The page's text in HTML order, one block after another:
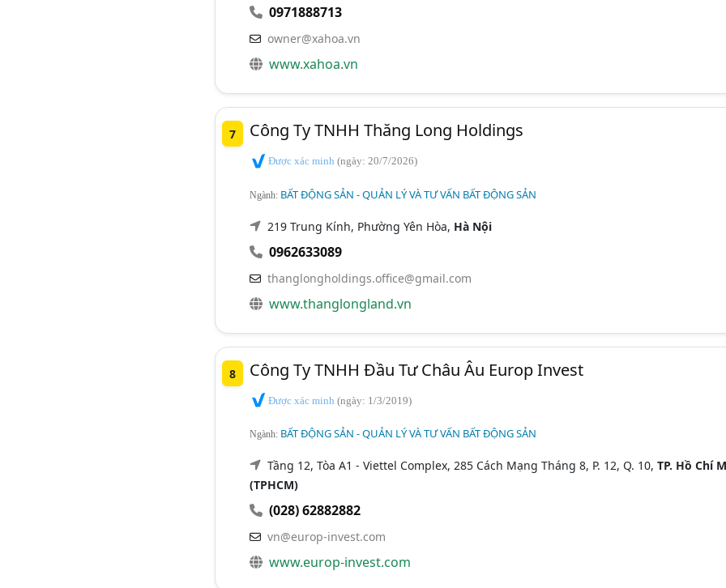
0971888713
owner@xahoa.vn
www.xahoa.vn
7 Công Ty TNHH Thăng Long Holdings
Được xác minh (ngày: 20/7/2026)
Ngành: BẤT ĐỘNG SẢN - QUẢN LÝ VÀ TƯ VẤN BẤT ĐỘNG SẢN
219 Trung Kính, Phường Yên Hòa, Hà Nội
0962633089
thanglongholdings.office@gmail.com
www.thanglongland.vn
8 Công Ty TNHH Đầu Tư Châu Âu Europ Invest
Được xác minh (ngày: 1/3/2019)
Ngành: BẤT ĐỘNG SẢN - QUẢN LÝ VÀ TƯ VẤN BẤT ĐỘNG SẢN
Tầng 12, Tòa A1 - Viettel Complex, 285 Cách Mạng Tháng 8, P. 12, Q. 10, TP. Hồ Chí
(TPHCM)
(028) 62882882
vn@europ-invest.com
www.europ-invest.com